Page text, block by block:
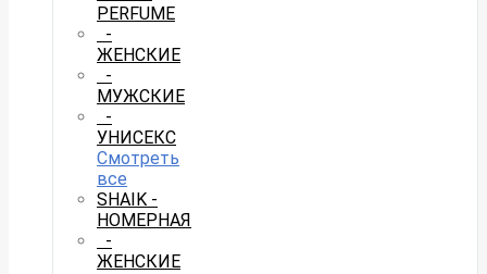
PERFUME
-
ЖЕНСКИЕ
-
МУЖСКИЕ
-
УНИСЕКС
Смотреть
все
SHAIK -
НОМЕРНАЯ
-
ЖЕНСКИЕ